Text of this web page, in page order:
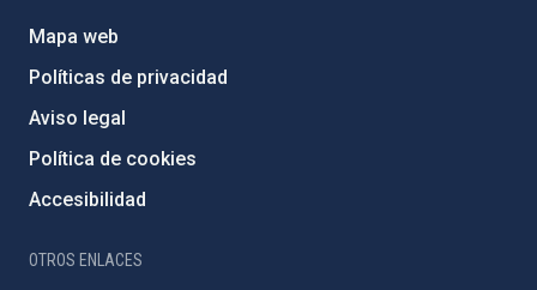
Mapa web
Políticas de privacidad
Aviso legal
Política de cookies
Accesibilidad
OTROS ENLACES